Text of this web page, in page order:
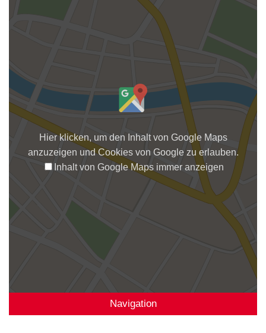
Hier klicken, um den Inhalt von Google Maps
anzuzeigen und Cookies von Google zu erlauben.
Inhalt von Google Maps immer anzeigen
Navigation